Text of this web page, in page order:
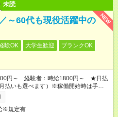
未読
NEW
～60代も現役活躍中の
験OK 大学生歓迎
ブランクOK
円～ 経験者：時給1800円～ ★日払
払いも選べます）※稼働開始時は手続き
ります。
※規定有